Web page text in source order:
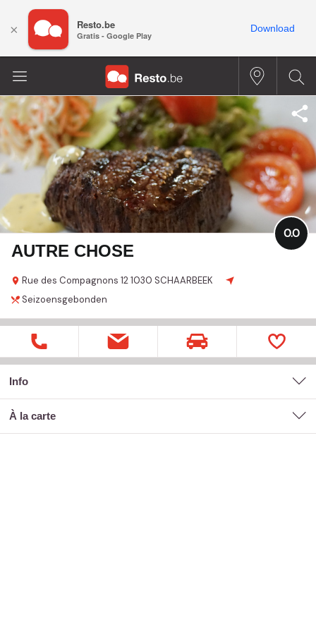
AUTRE CHOSE
Rue des Compagnons 121030 SCHAARBEEK
0.0
Seizoensgebonden
Info
à la carte
× Resto.be
Gratis - Google Play
Download